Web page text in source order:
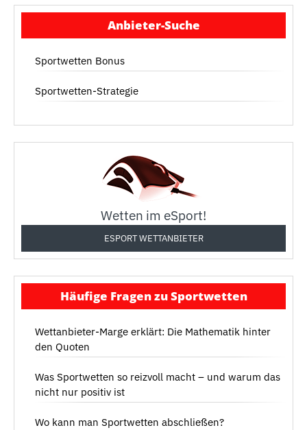
Anbieter-Suche
Sportwetten Bonus
Sportwetten-Strategie
Wetten im eSport!
ESPORT WETTANBIETER
Häufige Fragen zu Sportwetten
Wettanbieter-Marge erklärt: Die Mathematik hinter
den Quoten
Was Sportwetten so reizvoll macht – und warum das
nicht nur positiv ist
Wo kann man Sportwetten abschließen?